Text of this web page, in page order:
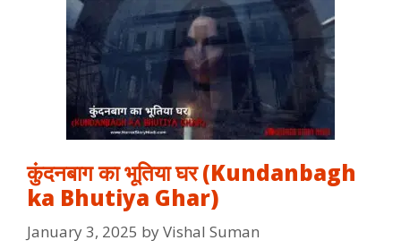
कुंदनबाग का भूतिया घर (Kundanbagh
ka Bhutiya Ghar)
January 3, 2025 byVishal Suman